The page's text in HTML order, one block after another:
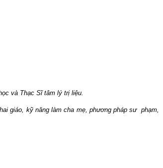
và Thạc Sĩ tâm lý trị liệu.
giáo, kỹ năng làm cha mẹ, phương pháp sư phạm,